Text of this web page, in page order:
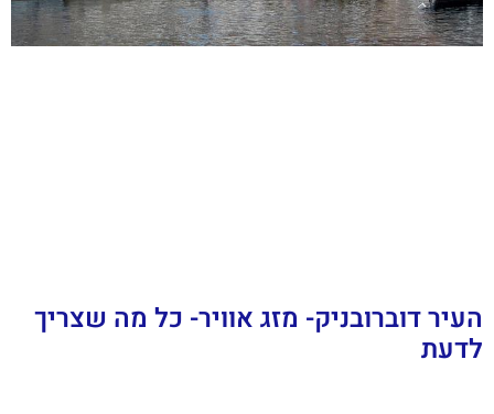
העיר דוברובניק- מזג אוויר- כל מה שצריך
לדעת